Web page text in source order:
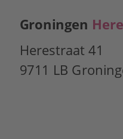
Groningen
Herestraat 41
9711 LB